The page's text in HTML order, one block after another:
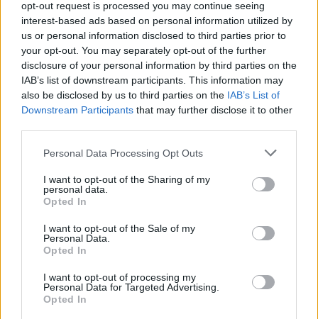
opt-out request is processed you may continue seeing
interest-based ads based on personal information utilized by
us or personal information disclosed to third parties prior to
your opt-out. You may separately opt-out of the further
disclosure of your personal information by third parties on the
IAB’s list of downstream participants. This information may
also be disclosed by us to third parties on the IAB’s List of
Downstream Participants that may further disclose it to other
Personal Data Processing Opt Outs
I want to opt-out of the Sharing of my
personal data.
Opted In
I want to opt-out of the Sale of my
Personal Data.
Opted In
I want to opt-out of processing my
Personal Data for Targeted Advertising.
Opted In
21 października 2020, 09:35
Używa go 25 mln ludzi na całym
świecie. Z tym gadżetem mycie okien
będzie łatwe i przyjemne